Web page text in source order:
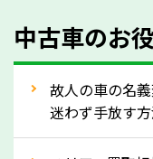
型式／グレード
走行距離（例：
車検の満了日
内装や外装の状
中古車のお
故人の車の名
迷わず手放す方